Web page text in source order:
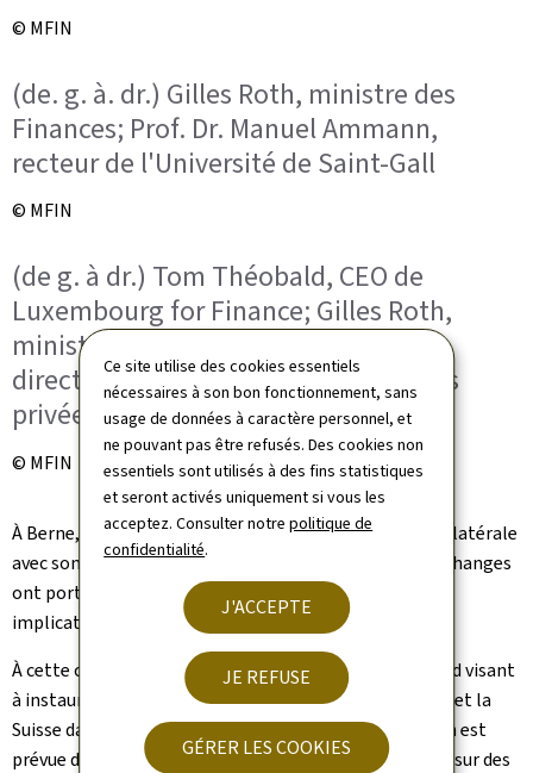
Ce site utilise des cookies essentiels
nécessaires à son bon fonctionnement, sans
usage de données à caractère personnel, et
ne pouvant pas être refusés. Des cookies non
essentiels sont utilisés à des fins statistiques
et seront activés uniquement si vous les
acceptez. Consulter notrepolitique de
confidentialité.
J'ACCEPTE
JE REFUSE
GÉRER LES COOKIES
© MFIN
(de. g. à. dr.) Gilles Roth, ministre des
Finances; Prof. Dr. Manuel Ammann,
recteur de l'Université de Saint-Gall
© MFIN
(de g. à dr.) Tom Théobald, CEO de
Luxembourg for Finance; Gilles Roth,
ministre des Finances; Jan Bumann,
directeur de l'Association de banques
privées suisses
© MFIN
À Berne, le ministre des Finances a tenu une réunion bilatérale
avec son homologue suisse, Karin Keller-Sutter. Les échanges
ont porté sur les évolutions géoéconomiques et leurs
implications pour leurs places financières.
À cette occasion, les deux ministres ont signé un accord visant
à instaurer un dialogue structuré entre le Luxembourg et la
Suisse dans le domaine financier. Une première réunion est
prévue d'ici la fin de l'année. L'objectif est de travailler sur des